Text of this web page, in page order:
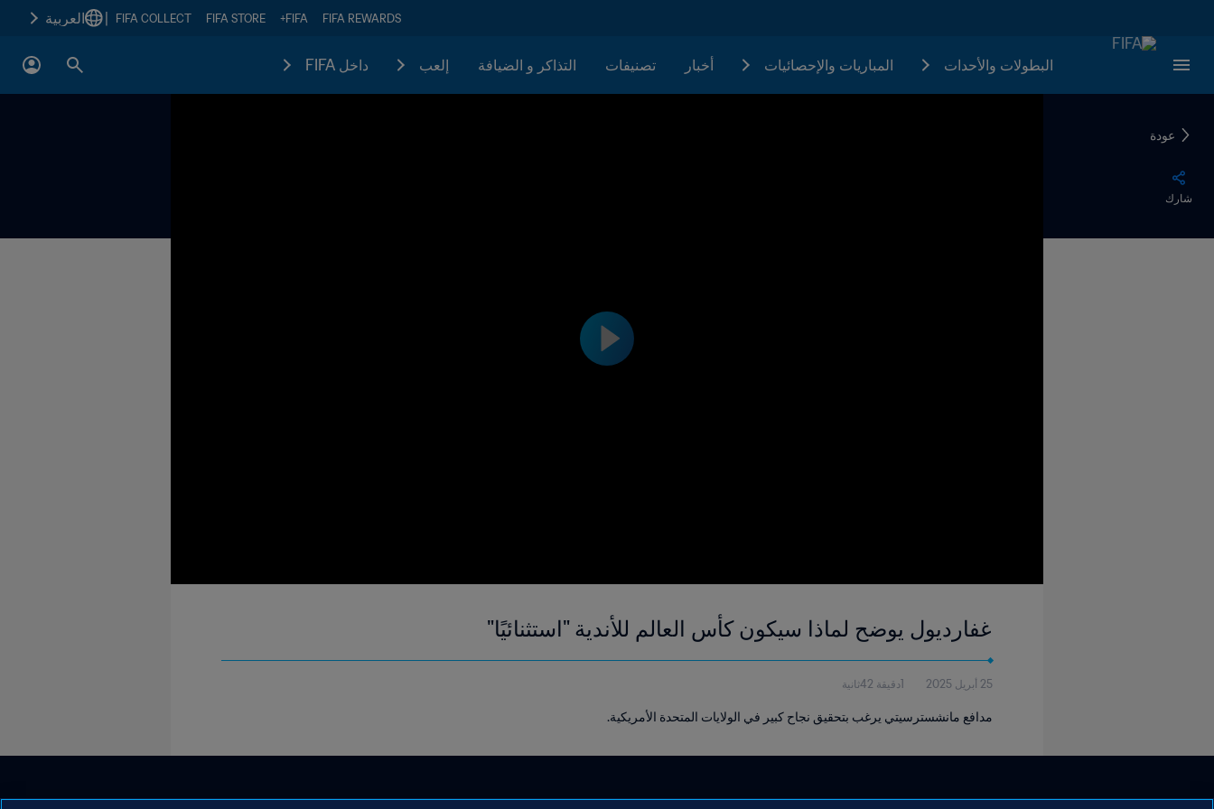
FIFA REWARDS
FIFA+
FIFA STORE
FIFA COLLECT العربية
البطولات والأحدات المباريات والإحصائيات أخبار تصنيفات التذاكر و الضيافة إلعب داخل FIFA
عودة
شارك
غفارديول يوضح لماذا سيكون كأس العالم للأندية "استثنائيًا"
25 أبريل 2025 1دقيقة 42ثانية
مدافع مانشسترسيتي يرغب بتحقيق نجاح كبير في الولايات المتحدة الأمريكية.